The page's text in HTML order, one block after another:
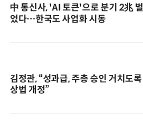
中 통신사, 'AI 토큰'으로 분기 2兆 벌
었다…한국도 사업화 시동
김정관, “성과급, 주총 승인 거치도록
상법 개정”